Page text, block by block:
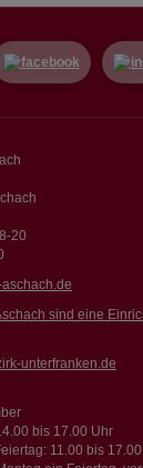
20
sind eine
unterfranken.de
bis 17.00 Uhr
11.00 bis